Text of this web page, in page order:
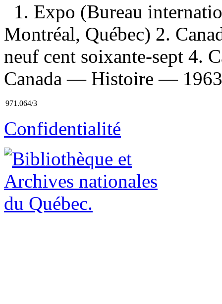
1. Expo (Bureau
Montréal, Québec) 2.
neuf cent soixante-sept 4.
Canada — Histoire —
971.064/3
Confidentialité